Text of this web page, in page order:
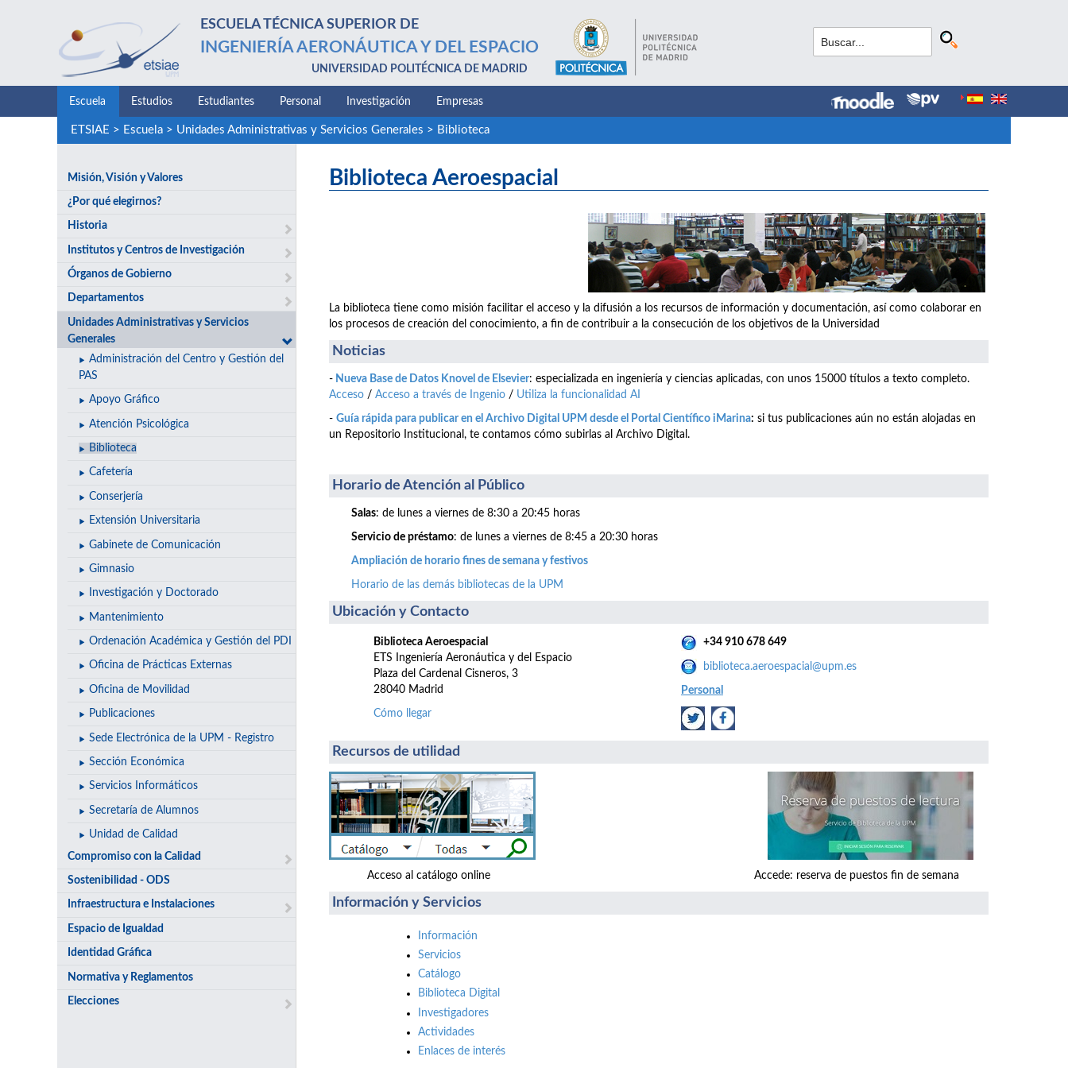
ESCUELA TÉCNICA SUPERIOR DE
INGENIERÍA AERONÁUTICA Y DEL ESPACIO
UNIVERSIDAD POLITÉCNICA DE MADRID
Escuela Estudios Estudiantes Personal Investigación Empresas
ETSIAE > Escuela> Unidades Administrativas y Servicios Generales > Biblioteca
Misión, Visión y Valores
¿Por qué elegirnos?
Historia
Institutos y Centros de Investigación
Órganos de Gobierno
Departamentos
Unidades Administrativas y Servicios
Generales
Administración del Centro y Gestión del
PAS
Apoyo Gráfico
Atención Psicológica
Biblioteca
Cafetería
Conserjería
Extensión Universitaria
Gabinete de Comunicación
Gimnasio
Investigación y Doctorado
Mantenimiento
Ordenación Académica y Gestión del PDI
Oficina de Prácticas Externas
Oficina de Movilidad
Publicaciones
Sede Electrónica de la UPM - Registro
Sección Económica
Servicios Informáticos
Secretaría de Alumnos
Unidad de Calidad
Compromiso con la Calidad
Sostenibilidad - ODS
Infraestructura e Instalaciones
Espacio de Igualdad
Identidad Gráfica
Normativa y Reglamentos
Elecciones
Biblioteca Aeroespacial
La biblioteca tiene como misión facilitar el acceso y la difusión a los recursos de información y documentación, así como colaborar en
los procesos de creación del conocimiento, a fin de contribuir a la consecución de los objetivos de la Universidad
Noticias
- Nueva Base de Datos Knovel de Elsevier: especializada en ingeniería y ciencias aplicadas, con unos 15000 títulos a texto completo.
Acceso / Acceso a través de Ingenio / Utiliza la funcionalidad AI
- Guía rápida para publicar en el Archivo Digital UPM desde el Portal Científico iMarina: si tus publicaciones aún no están alojadas en
un Repositorio Institucional, te contamos cómo subirlas al Archivo Digital.
Horario de Atención al Público
Salas: de lunes a viernes de 8:30 a 20:45 horas
Servicio de préstamo: de lunes a viernes de 8:45 a 20:30 horas
Ampliación de horario fines de semana y festivos
Horario de las demás bibliotecas de la UPM
Ubicación y Contacto
Biblioteca Aeroespacial
ETS Ingeniería Aeronáutica y del Espacio
Plaza del Cardenal Cisneros, 3
28040 Madrid
Cómo llegar
+34 910 678 649
biblioteca.aeroespacial@upm.es
Personal
Recursos de utilidad
Acceso al catálogo online Accede: reserva de puestos fin de semana
Información y Servicios
Información
Servicios
Catálogo
Biblioteca Digital
Investigadores
Actividades
Enlaces de interés